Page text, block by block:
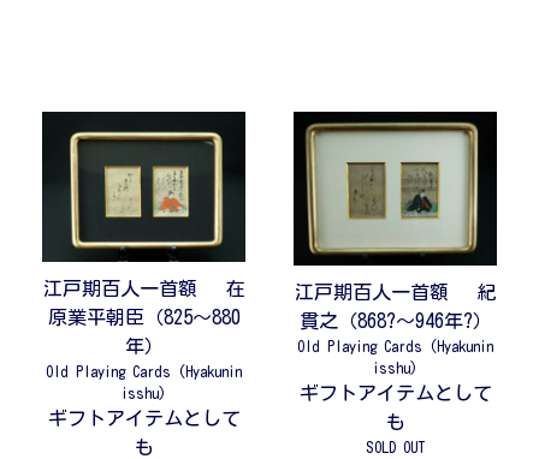
江戸期百人一首額 在
原業平朝臣（825～880
年）
Old Playing Cards (Hyakunin
isshu)
ギフトアイテムとして
も
江戸期百人一首額 紀
貫之（868?～946年?）
Old Playing Cards (Hyakunin
isshu)
ギフトアイテムとして
も
SOLD OUT